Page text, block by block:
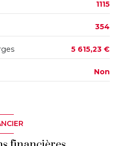
1115
354
5 615,23 €
Non